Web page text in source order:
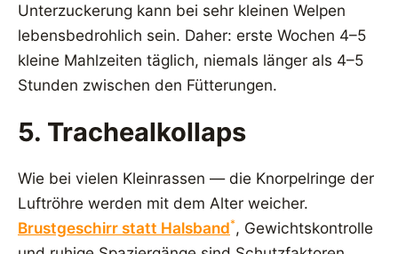
Unterzuckerung kann bei sehr kleinen Welpen
lebensbedrohlich sein. Daher: erste Wochen 4–5
kleine Mahlzeiten täglich, niemals länger als 4–5
Stunden zwischen den Fütterungen.
5. Trachealkollaps
Wie bei vielen Kleinrassen — die Knorpelringe der
Luftröhre werden mit dem Alter weicher.
Brustgeschirr statt Halsband*, Gewichtskontrolle